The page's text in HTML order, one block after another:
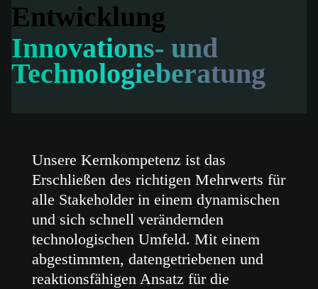
Entwicklung
Innovations- und
Technologieberatung
Unsere Kernkompetenz ist das
Erschließen des richtigen Mehrwerts für
alle Stakeholder in einem dynamischen
und sich schnell verändernden
technologischen Umfeld. Mit einem
abgestimmten, datengetriebenen und
reaktionsfähigen Ansatz für die